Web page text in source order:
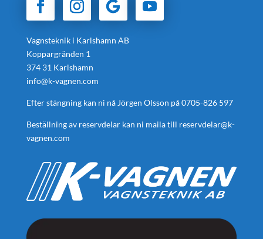
Vagnsteknik i Karlshamn AB
Koppargränden 1
374 31 Karlshamn
info@k-vagnen.com
Efter stängning kan ni nå Jörgen Olsson på0705-826 597
Beställning av reservdelar kan ni maila till reservdelar@k-
vagnen.com